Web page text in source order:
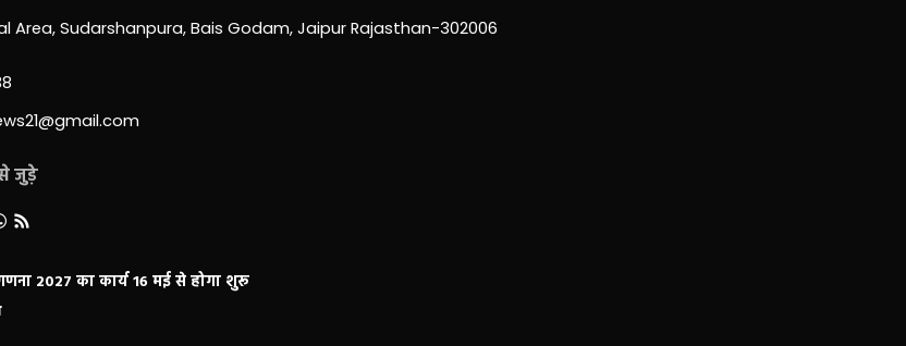
Area, Sudarshanpura, Bais Godam, Jaipur Rajasthan-302006
जुड़े
2027 का कार्य 16 मई से होगा शुरू